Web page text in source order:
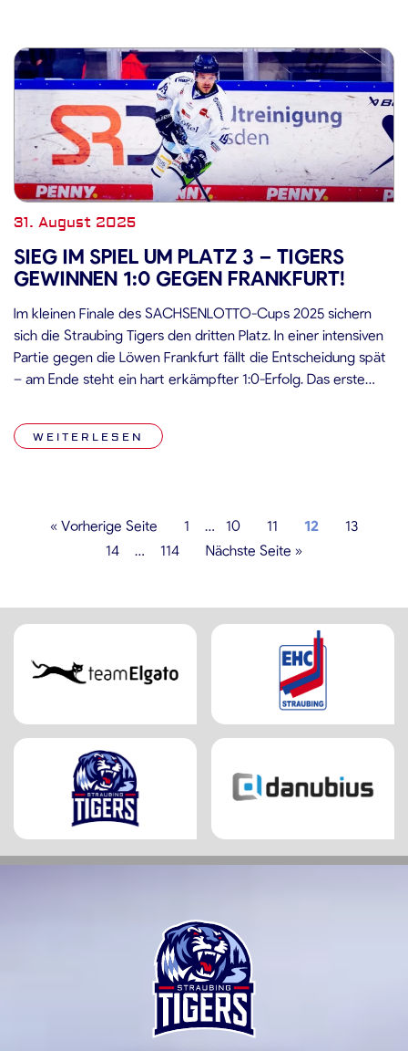
31. August 2025
SIEG IM SPIEL UM PLATZ 3 – TIGERS
GEWINNEN 1:0 GEGEN FRANKFURT!
Im kleinen Finale des SACHSENLOTTO-Cups 2025 sichern
sich die Straubing Tigers den dritten Platz. In einer intensiven
Partie gegen die Löwen Frankfurt fällt die Entscheidung spät
– am Ende steht ein hart erkämpfter 1:0-Erfolg. Das erste
Teams starteten körperbetont, die ersten elf Minuten gab es
[…]WEITERLESEN
« Vorherige Seite 1 … 10 11 12
13
14
… 114 Nächste Seite »